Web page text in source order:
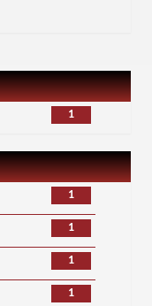
1
1
1
1
1